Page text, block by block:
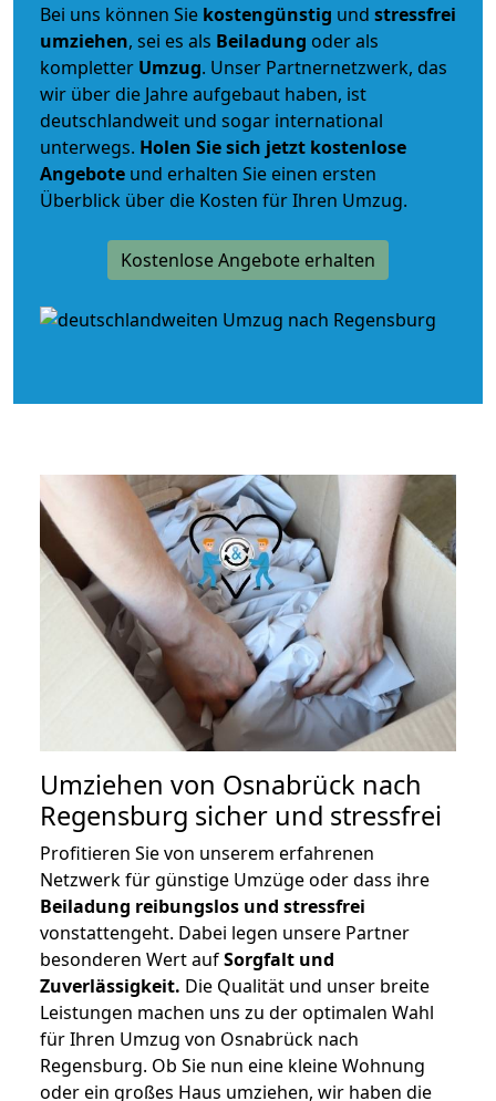
Bei uns können Sie kostengünstig und stressfrei
umziehen, sei es als Beiladung oder als
kompletter Umzug. Unser Partnernetzwerk, das
wir über die Jahre aufgebaut haben, ist
deutschlandweit und sogar international
unterwegs. Holen Sie sich jetzt kostenlose
Angebote und erhalten Sie einen ersten
Überblick über die Kosten für Ihren Umzug.
Kostenlose Angebote erhalten
Umziehen von Osnabrück nach
Regensburg sicher und stressfrei
Profitieren Sie von unserem erfahrenen
Netzwerk für günstige Umzüge oder dass ihre
Beiladung reibungslos und stressfrei
vonstattengeht. Dabei legen unsere Partner
besonderen Wert aufSorgfalt und
Zuverlässigkeit. Die Qualität und unser breite
Leistungen machen uns zu der optimalen Wahl
für Ihren Umzug von Osnabrück nach
Regensburg. Ob Sie nun eine kleine Wohnung
oder ein großes Haus umziehen, wir haben die